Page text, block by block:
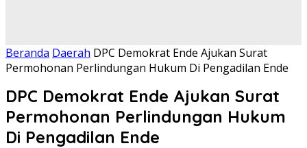
Beranda Daerah DPC Demokrat Ende Ajukan Surat
Permohonan Perlindungan Hukum Di Pengadilan Ende
DPC Demokrat Ende Ajukan Surat
Permohonan Perlindungan Hukum
Di Pengadilan Ende